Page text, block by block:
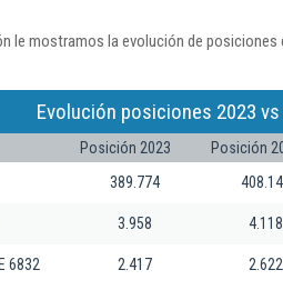
le mostramos la evolución de posiciones
Evolución posiciones 2023
Posición 2023 Posición
389.774
3.958 4.118
6832 2.417 2.622